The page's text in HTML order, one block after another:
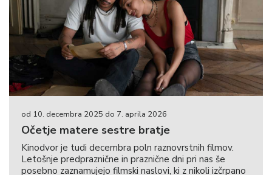
od 10. decembra 2025 do 7. aprila 2026
Očetje matere sestre bratje
Kinodvor je tudi decembra poln raznovrstnih filmov.
Letošnje predpraznične in praznične dni pri nas še
posebno zaznamujejo filmski naslovi, ki z nikoli izčrpano